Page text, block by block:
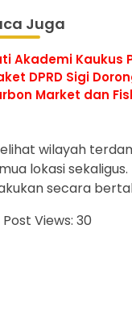
Juga
Akademi Kaukus
DPRD Sigi
Market dan
wilayah
lokasi
secara
Post Views: 30